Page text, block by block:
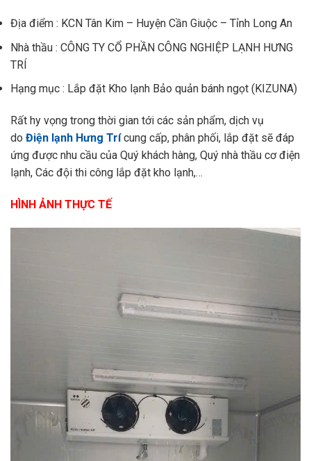
Địa điểm : KCN Tân Kim – Huyện Cần Giuộc – Tỉnh Long An
Nhà thầu : CÔNG TY CỔ PHẦN CÔNG NGHIỆP LẠNH HƯNG
TRÍ
Hạng mục : Lắp đặt Kho lạnh Bảo quản bánh ngọt (KIZUNA)
Rất hy vọng trong thời gian tới các sản phẩm, dịch vụ
do Điện lạnh Hưng Trícung cấp, phân phối, lắp đặt sẽ đáp
ứng được nhu cầu của Quý khách hàng, Quý nhà thầu cơ điện
lạnh, Các đội thi công lắp đặt kho lạnh,…
HÌNH ẢNH THỰC TẾ